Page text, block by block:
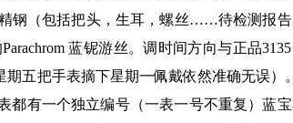
钢（包括把头，生耳，螺丝……待检测报告
蓝铌游丝。调时间方向与正品
五把手表摘下星期一佩戴依然准确无误）
都有一个独立编号（一表一号不重复）蓝